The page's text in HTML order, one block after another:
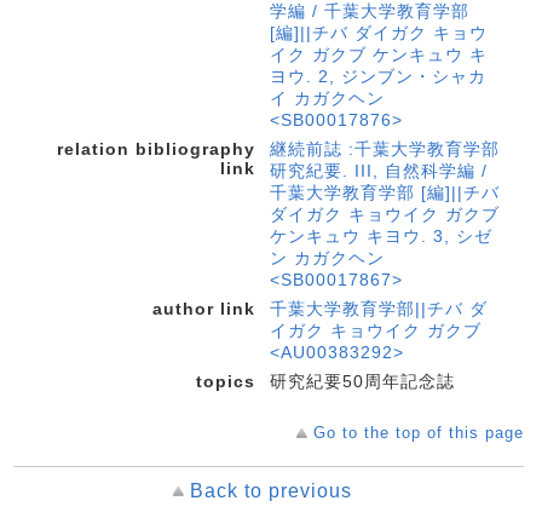
学編 / 千葉大学教育学部
[編]||チバ ダイガク キョウ
イク ガクブ ケンキュウ キ
ヨウ. 2, ジンブン・シャカ
イ カガクヘン
<SB00017876>
relation bibliography
link
継続前誌 :千葉大学教育学部
研究紀要. III, 自然科学編 /
千葉大学教育学部 [編]||チバ
ダイガク キョウイク ガクブ
ケンキュウ キヨウ. 3, シゼ
ン カガクヘン
<SB00017867>
author link
千葉大学教育学部||チバ ダ
イガク キョウイク ガクブ
<AU00383292>
topics
研究紀要50周年記念誌
Go to the top of this page
Back to previous